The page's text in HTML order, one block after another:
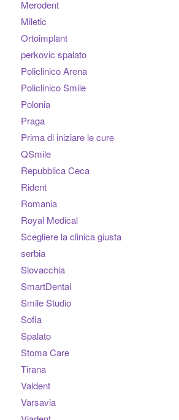
Merodent
Miletic
Ortoimplant
perkovic spalato
Policlinico Arena
Policlinico Smile
Polonia
Praga
Prima di iniziare le cure
QSmile
Repubblica Ceca
Rident
Romania
Royal Medical
Scegliere la clinica giusta
serbia
Slovacchia
SmartDental
Smile Studio
Sofia
Spalato
Stoma Care
Tirana
Valdent
Varsavia